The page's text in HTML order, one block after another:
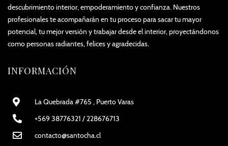
descubrimiento interior, empoderamiento y confianza. Nuestros
profesionales te acompañarán en tu proceso para sacar tu mayor
potencial, tu mejor versión y trabajar desde el interior, proyectándonos
como personas radiantes, felices y agradecidas.
INFORMACIÓN
La Quebrada #765 , Puerto Varas
+569 38776321 / 228676713
contacto@santocha.cl